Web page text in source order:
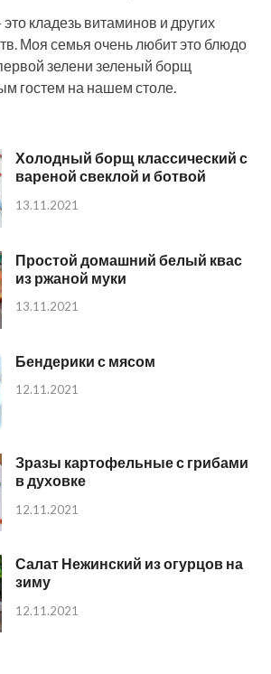
кладезь витаминов и других
Моя семья очень любит это блюдо
зелени зеленый борщ
гостем на нашем столе.
Холодный борщ классический с
вареной свеклой и ботвой
13.11.2021
Простой домашний белый квас
из ржаной муки
13.11.2021
Бендерики с мясом
12.11.2021
Зразы картофельные с грибами
в духовке
12.11.2021
Салат Нежинский из огурцов на
зиму
12.11.2021